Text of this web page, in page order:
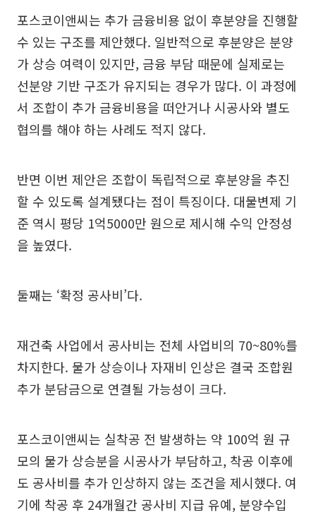
포스코이앤씨는 추가 금융비용 없이 후분양을 진행할
수 있는 구조를 제안했다. 일반적으로 후분양은 분양
가 상승 여력이 있지만, 금융 부담 때문에 실제로는
선분양 기반 구조가 유지되는 경우가 많다. 이 과정에
서 조합이 추가 금융비용을 떠안거나 시공사와 별도
협의를 해야 하는 사례도 적지 않다.
반면 이번 제안은 조합이 독립적으로 후분양을 추진
할 수 있도록 설계됐다는 점이 특징이다. 대물변제 기
준 역시 평당 1억5000만 원으로 제시해 수익 안정성
을 높였다.
둘째는 ‘확정 공사비’다.
재건축 사업에서 공사비는 전체 사업비의 70~80%를
차지한다. 물가 상승이나 자재비 인상은 결국 조합원
추가 분담금으로 연결될 가능성이 크다.
포스코이앤씨는 실착공 전 발생하는 약 100억 원 규
모의 물가 상승분을 시공사가 부담하고, 착공 이후에
도 공사비를 추가 인상하지 않는 조건을 제시했다. 여
기에 착공 후 24개월간 공사비 지급 유예, 분양수입